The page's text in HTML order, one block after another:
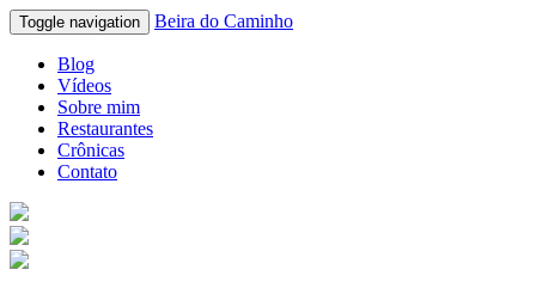
Toggle navigation Beira do Caminho
Blog
Vídeos
Sobre mim
Restaurantes
Crônicas
Contato